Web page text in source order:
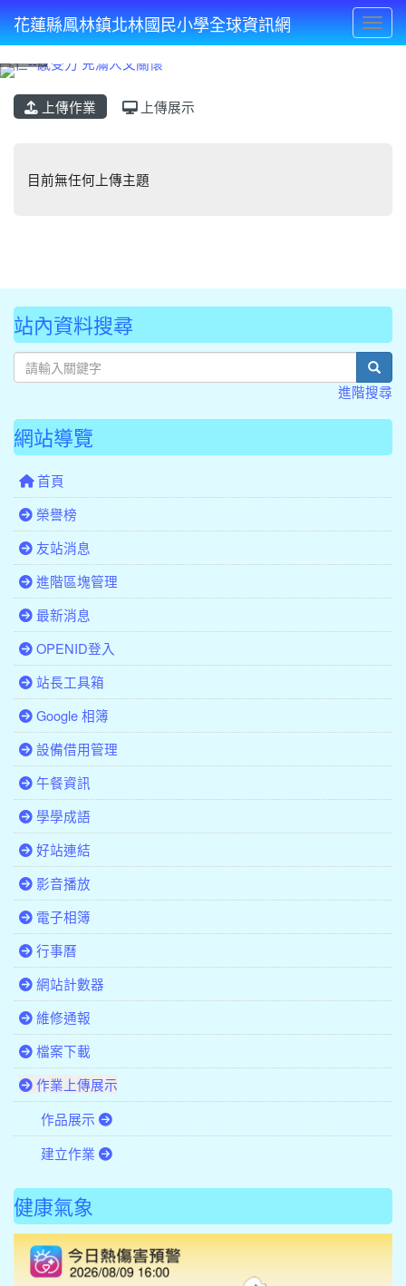
花蓮縣鳳林鎮北林國民小學全球資訊網
上傳作業 上傳展示
目前無任何上傳主題
站內資料搜尋
進階搜尋
網站導覽
首頁
榮譽榜
友站消息
進階區塊管理
最新消息
OPENID登入
站長工具箱
Google 相簿
設備借用管理
午餐資訊
學學成語
好站連結
影音播放
電子相簿
行事曆
網站計數器
維修通報
檔案下載
作業上傳展示
作品展示
建立作業
健康氣象